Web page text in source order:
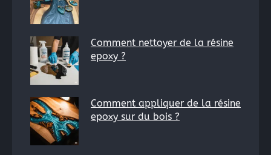
Comment nettoyer de la résine
epoxy ?
Comment appliquer de la résine
epoxy sur du bois ?